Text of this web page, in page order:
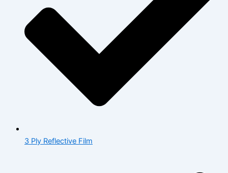
3 Ply Reflective Film